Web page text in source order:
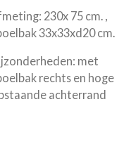
230x 75 cm. ,
33x33xd20 cm.
met
rechts en hoge
achterrand